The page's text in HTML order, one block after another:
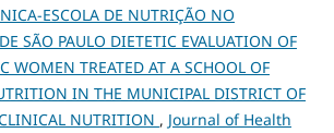
ESCOLA DE NUTRIÇÃO NO
SÃO PAULO DIETETIC EVALUATION OF
WOMEN TREATED AT A SCHOOL OF
IN THE MUNICIPAL DISTRICT OF
NUTRITION , Journal of Health